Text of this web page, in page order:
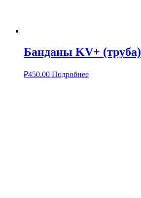
Банданы KV+ (труба)
₽450.00 Подробнее